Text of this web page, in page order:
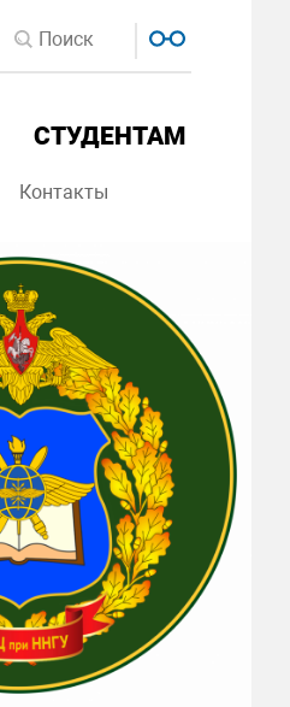
СТУДЕНТАМ
Контакты